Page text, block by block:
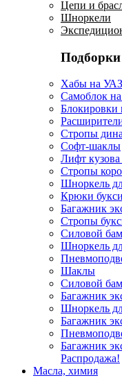
Цепи и
Шноркели
Подборки
Хабы на
Самоблок
Блокировки
Стропы
Софт-шаклы
Лифт
Стропы
Шноркель
Крюки
Багажник
Стропы
Силовой
Шноркель
Шаклы
Силовой
Багажник
Шноркель
Багажник
Багажник
Распродажа!
Масла, химия